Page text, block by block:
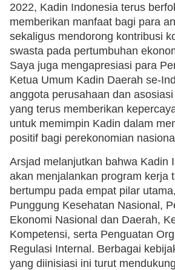
2022, Kadin Indonesia terus
memberikan manfaat bagi para
sekaligus mendorong kontribusi
swasta pada pertumbuhan
Saya juga mengapresiasi para
Ketua Umum Kadin Daerah se-
anggota perusahaan dan
yang terus memberikan
untuk memimpin Kadin dalam
positif bagi perekonomian
Arsjad melanjutkan bahwa Kadin
akan menjalankan program kerja
bertumpu pada empat pilar
Punggung Kesehatan Nasional,
Ekonomi Nasional dan Daerah,
Kompetensi, serta Penguatan
Regulasi Internal. Berbagai
yang diinisiasi ini turut